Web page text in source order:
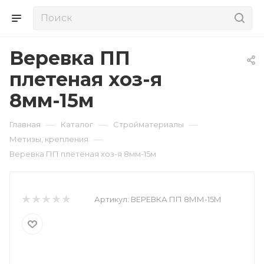
Веревка ПП
плетеная хоз-я
8мм-15м
Главная — Каталог — Стройматериалы —
Метизы, крепления —
Веревка ПП плетеная хоз-я 8мм-15м
Артикул: ВЕРЕВКА ПП 8ММ-15М